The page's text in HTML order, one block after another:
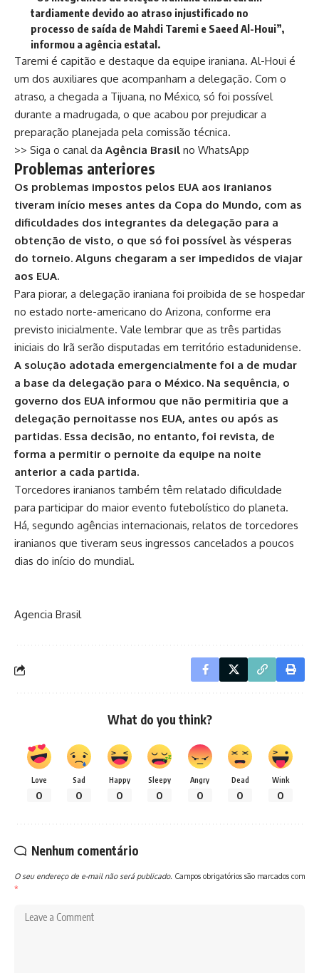
tardiamente devido ao atraso injustificado no
processo de saída de Mahdi Taremi e Saeed Al-Houi”,
informou a agência estatal.
Taremi é capitão e destaque da equipe iraniana. Al-Houi é
um dos auxiliares que acompanham a delegação. Com o
atraso, a chegada a Tijuana, no México, só foi possível
durante a madrugada, o que acabou por prejudicar a
preparação planejada pela comissão técnica.
>> Siga o canal da Agência Brasil no WhatsApp
Problemas anteriores
Os problemas impostos pelos EUA aos iranianos
tiveram início meses antes da Copa do Mundo, com as
dificuldades dos integrantes da delegação para a
obtenção de visto, o que só foi possível às vésperas
do torneio. Alguns chegaram a ser impedidos de viajar
aos EUA.
Para piorar, a delegação iraniana foi proibida de se hospedar
no estado norte-americano do Arizona, conforme era
previsto inicialmente. Vale lembrar que as três partidas
iniciais do Irã serão disputadas em território estadunidense.
A solução adotada emergencialmente foi a de mudar
a base da delegação para o México. Na sequência, o
governo dos EUA informou que não permitiria que a
delegação pernoitasse nos EUA, antes ou após as
partidas. Essa decisão, no entanto, foi revista, de
forma a permitir o pernoite da equipe na noite
anterior a cada partida.
Torcedores iranianos também têm relatado dificuldade
para participar do maior evento futebolístico do planeta.
Há, segundo agências internacionais, relatos de torcedores
iranianos que tiveram seus ingressos cancelados a poucos
dias do início do mundial.
Agencia Brasil
What do you think?
Love
0
Sad
0
Happy
0
Sleepy
0
Angry
0
Dead
0
Wink
0
Nenhum comentário
O seu endereço de e-mail não será publicado. Campos obrigatórios são marcados com
*